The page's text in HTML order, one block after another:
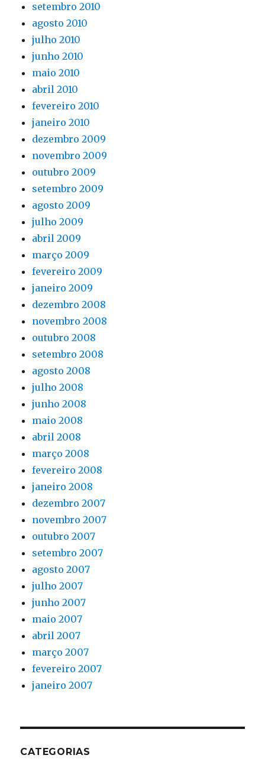
setembro 2010
agosto 2010
julho 2010
junho 2010
maio 2010
abril 2010
fevereiro 2010
janeiro 2010
dezembro 2009
novembro 2009
outubro 2009
setembro 2009
agosto 2009
julho 2009
abril 2009
março 2009
fevereiro 2009
janeiro 2009
dezembro 2008
novembro 2008
outubro 2008
setembro 2008
agosto 2008
julho 2008
junho 2008
maio 2008
abril 2008
março 2008
fevereiro 2008
janeiro 2008
dezembro 2007
novembro 2007
outubro 2007
setembro 2007
agosto 2007
julho 2007
junho 2007
maio 2007
abril 2007
março 2007
fevereiro 2007
janeiro 2007
CATEGORIAS